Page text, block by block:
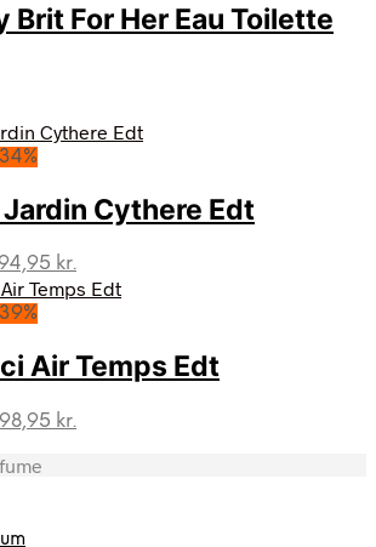
Brit For Her Eau Toilette
Cythere Edt
kr..
kr.
aktuelle
494,95 kr..
Air Temps Edt
kr.